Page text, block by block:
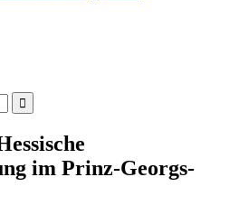
im Prinz-Georgs-